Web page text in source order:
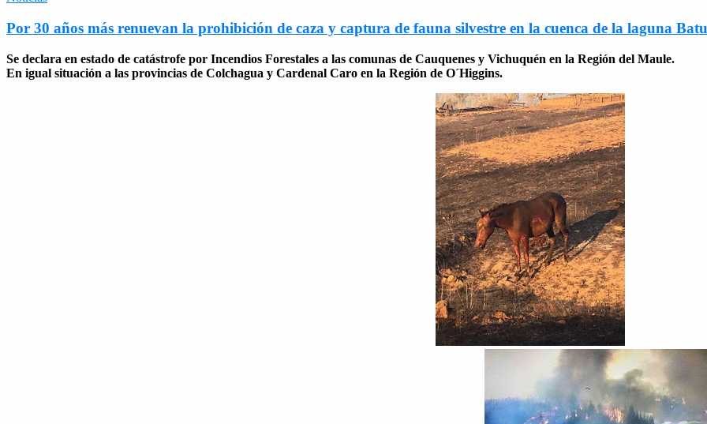
Por 30 años más renuevan la prohibición de caza y captura de fauna silvestre en la cuenca de la laguna
Se declara en estado de catástrofe por Incendios Forestales a las comunas de Cauquenes y Vichuquén en la Región del Maule.
En igual situación a las provincias de Colchagua y Cardenal Caro en la Región de O´Higgins.